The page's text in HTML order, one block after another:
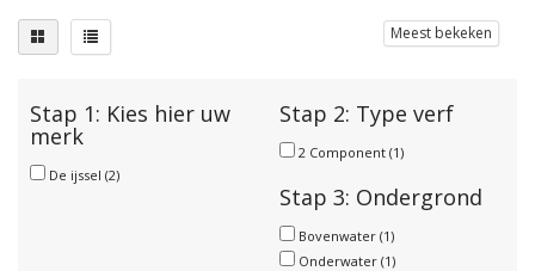
Meest bekeken
Stap 1: Kies hier uw
merk
De ijssel (2)
Stap 2: Type verf
2 Component (1)
Stap 3: Ondergrond
Bovenwater (1)
Onderwater (1)